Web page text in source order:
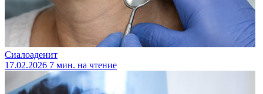
Сиалоаденит
17.02.2026 7 мин. на чтение